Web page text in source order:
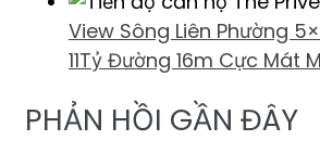
View Sông Liên Phường
11Tỷ Đường 16m Cực Mát
PHẢN HỒI GẦN ĐÂY